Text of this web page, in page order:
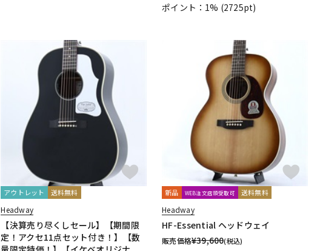
ポイント：1% (2725pt)
アウトレット 送料無料
Headway
【決算売り尽くしセール】【期間限
定！アクセ11点セット付き！】【数
新品 WEB注文店頭受取可 送料無料
Headway
HF-Essential ヘッドウェイ
販売価格¥39,600(税込)